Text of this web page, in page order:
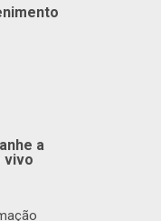
a
vivo